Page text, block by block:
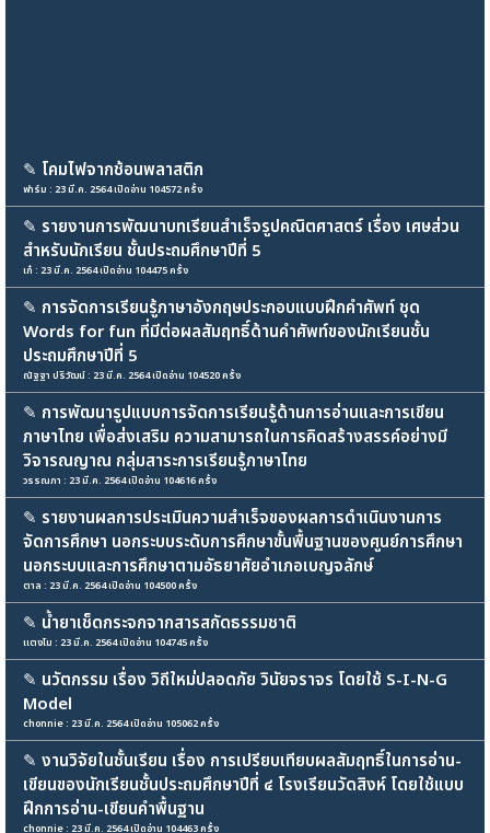
✎ โคมไฟจากช้อนพลาสติก
ฟาร์ม : 23 มี.ค. 2564 เปิดอ่าน 104572 ครั้ง
✎ รายงานการพัฒนาบทเรียนสำเร็จรูปคณิตศาสตร์ เรื่อง เศษส่วน
สำหรับนักเรียน ชั้นประถมศึกษาปีที่ 5
เก๋ : 23 มี.ค. 2564 เปิดอ่าน 104475 ครั้ง
✎ การจัดการเรียนรู้ภาษาอังกฤษประกอบแบบฝึกคำศัพท์ ชุด
Words for fun ที่มีต่อผลสัมฤทธิ์ด้านคำศัพท์ของนักเรียนชั้น
ประถมศึกษาปีที่ 5
ณัฐฐา ปริวัฒน์ : 23 มี.ค. 2564 เปิดอ่าน 104520 ครั้ง
✎ การพัฒนารูปแบบการจัดการเรียนรู้ด้านการอ่านและการเขียน
ภาษาไทย เพื่อส่งเสริม ความสามารถในการคิดสร้างสรรค์อย่างมี
วิจารณญาณ กลุ่มสาระการเรียนรู้ภาษาไทย
วรรณภา : 23 มี.ค. 2564 เปิดอ่าน 104616 ครั้ง
✎ รายงานผลการประเมินความสำเร็จของผลการดำเนินงานการ
จัดการศึกษา นอกระบบระดับการศึกษาขั้นพื้นฐานของศูนย์การศึกษา
นอกระบบและการศึกษาตามอัธยาศัยอำเภอเบญจลักษ์
ตาล : 23 มี.ค. 2564 เปิดอ่าน 104500 ครั้ง
✎ น้ำยาเช็ดกระจกจากสารสกัดธรรมชาติ
เเตงโม : 23 มี.ค. 2564 เปิดอ่าน 104745 ครั้ง
✎ นวัตกรรม เรื่อง วิถีใหม่ปลอดภัย วินัยจราจร โดยใช้ S-I-N-G
Model
chonnie : 23 มี.ค. 2564 เปิดอ่าน 105062 ครั้ง
✎ งานวิจัยในชั้นเรียน เรื่อง การเปรียบเทียบผลสัมฤทธิ์ในการอ่าน-
เขียนของนักเรียนชั้นประถมศึกษาปีที่ ๔ โรงเรียนวัดสิงห์ โดยใช้แบบ
ฝึกการอ่าน-เขียนคำพื้นฐาน
chonnie : 23 มี.ค. 2564 เปิดอ่าน 104463 ครั้ง